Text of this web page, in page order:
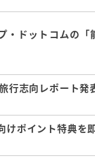
・ドットコムの
行志向レポート
けポイント特典を